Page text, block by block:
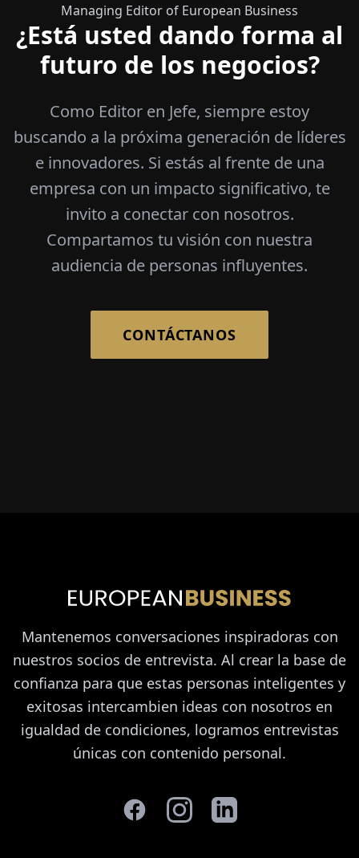
Managing Editor of European Business
¿Está usted dando forma al
futuro de los negocios?
Como Editor en Jefe, siempre estoy
buscando a la próxima generación de líderes
e innovadores. Si estás al frente de una
empresa con un impacto significativo, te
invito a conectar con nosotros.
Compartamos tu visión con nuestra
audiencia de personas influyentes.
CONTÁCTANOS
Mantenemos conversaciones inspiradoras con
nuestros socios de entrevista. Al crear la base de
confianza para que estas personas inteligentes y
exitosas intercambien ideas con nosotros en
igualdad de condiciones, logramos entrevistas
únicas con contenido personal.